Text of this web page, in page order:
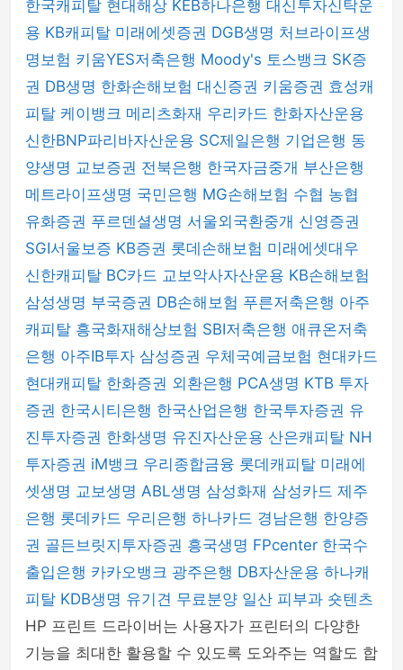
한국캐피탈 현대해상 KEB하나은행 대신투자신탁운
용 KB캐피탈 미래에셋증권 DGB생명 처브라이프생
명보험 키움YES저축은행 Moody's 토스뱅크 SK증
권 DB생명 한화손해보험 대신증권 키움증권 효성캐
피탈 케이뱅크 메리츠화재 우리카드 한화자산운용
신한BNP파리바자산운용 SC제일은행 기업은행 동
양생명 교보증권 전북은행 한국자금중개 부산은행
메트라이프생명 국민은행 MG손해보험 수협 농협
유화증권 푸르덴셜생명 서울외국환중개 신영증권
SGI서울보증 KB증권 롯데손해보험 미래에셋대우
신한캐피탈 BC카드 교보악사자산운용 KB손해보험
삼성생명 부국증권 DB손해보험 푸른저축은행 아주
캐피탈 흥국화재해상보험 SBI저축은행 애큐온저축
은행 아주IB투자 삼성증권 우체국예금보험 현대카드
현대캐피탈 한화증권 외환은행 PCA생명 KTB 투자
증권 한국시티은행 한국산업은행 한국투자증권 유
진투자증권 한화생명 유진자산운용 산은캐피탈 NH
투자증권 iM뱅크 우리종합금융 롯데캐피탈 미래에
셋생명 교보생명 ABL생명 삼성화재 삼성카드 제주
은행 롯데카드 우리은행 하나카드 경남은행 한양증
권 골든브릿지투자증권 흥국생명 FPcenter 한국수
출입은행 카카오뱅크 광주은행 DB자산운용 하나캐
피탈 KDB생명 유기견 무료분양 일산 피부과 숏텐츠
HP 프린트 드라이버는 사용자가 프린터의 다양한
기능을 최대한 활용할 수 있도록 도와주는 역할도 합